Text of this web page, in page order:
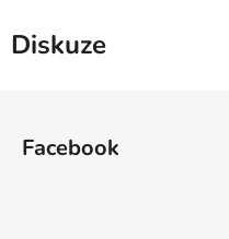
Diskuze
Facebook